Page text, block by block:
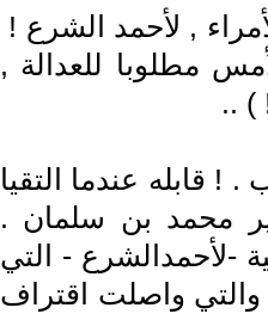
, لأحمد الشرع !
مطلوبا للعدالة ,
) ..
قابله عندما التقيا
محمد بن سلمان .
-لأحمدالشرع - التي
والتي واصلت اقتراف